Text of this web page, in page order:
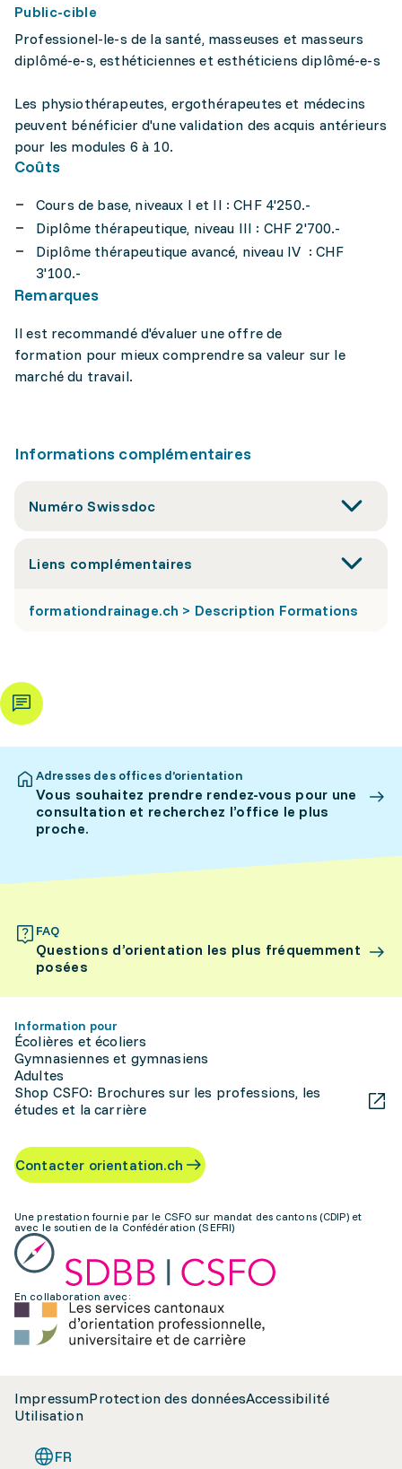
Public-cible
Professionel-le-s de la santé, masseuses et masseurs
diplômé-e-s, esthéticiennes et esthéticiens diplômé-e-s
Les physiothérapeutes, ergothérapeutes et médecins
peuvent bénéficier d'une validation des acquis antérieurs
pour les modules 6 à 10.
Coûts
Cours de base, niveaux I et II : CHF 4'250.-
Diplôme thérapeutique, niveau III : CHF 2'700.-
Diplôme thérapeutique avancé, niveau IV : CHF
3'100.-
Remarques
Il est recommandé d'évaluer une offre de
formation pour mieux comprendre sa valeur sur le
marché du travail.
Informations complémentaires
Numéro Swissdoc
Liens complémentaires
formationdrainage.ch > Description Formations
Adresses des offices d’orientation
Vous souhaitez prendre rendez-vous pour une
consultation et recherchez l’office le plus
proche.
FAQ
Questions d’orientation les plus fréquemment
posées
Information pour
Écolières et écoliers
Gymnasiennes et gymnasiens
Adultes
Shop CSFO: Brochures sur les professions, les
études et la carrière
Contacter orientation.ch
Une prestation fournie par le CSFO sur mandat des cantons (CDIP) et
avec le soutien de la Confédération (SEFRI)
En collaboration avec:
ImpressumProtection des donnéesAccessibilité
Utilisation
FR